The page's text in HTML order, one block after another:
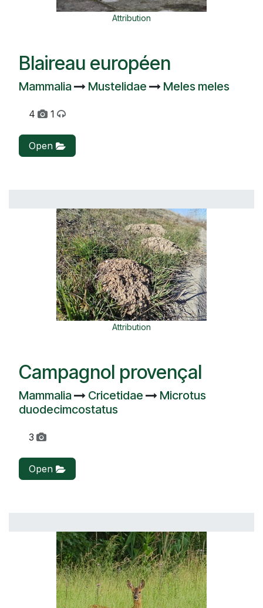
Attribution
Blaireau européen
Mammalia Mustelidae Meles meles
4 1
Open
Attribution
Campagnol provençal
Mammalia Cricetidae
Microtus
duodecimcostatus
3
Open